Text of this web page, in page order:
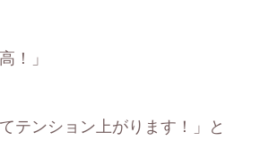
！」
テンション上がります！」と